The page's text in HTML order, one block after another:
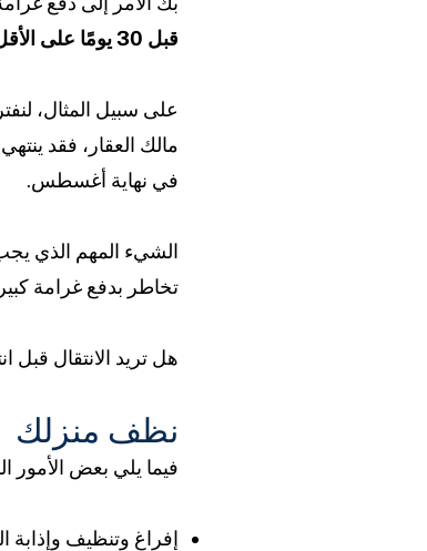
قبل 30 يومًا على الأقل.
مالك العقار، فقد
في نهاية أغسطس.
الشيء المهم الذي
تخاطر بدفع غرامة
هل تريد الانتقال قبل
نظف منزلك
فيما يلي بعض الأمور
إفراغ وتنظيف وإذابة